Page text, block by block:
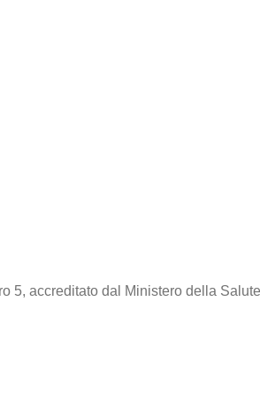
5, accreditato dal Ministero della